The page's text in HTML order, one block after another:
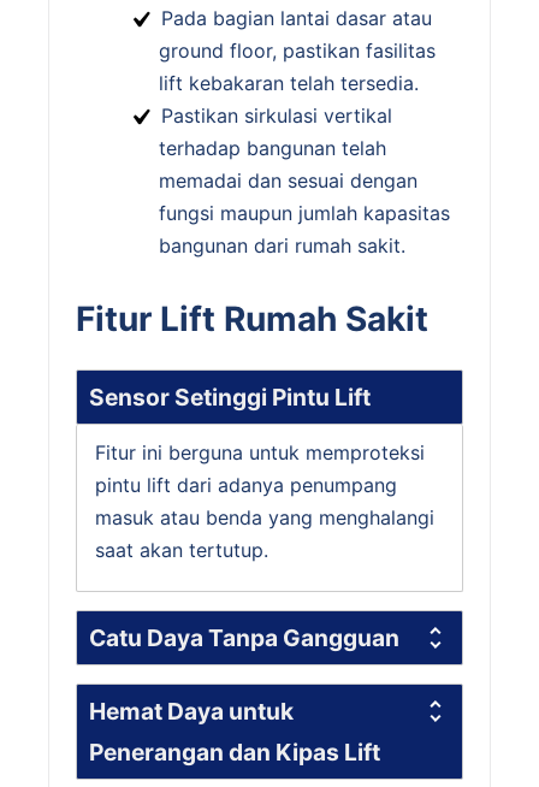
Pada bagian lantai dasar atau
ground floor, pastikan fasilitas
lift kebakaran telah tersedia.
Pastikan sirkulasi vertikal
terhadap bangunan telah
memadai dan sesuai dengan
fungsi maupun jumlah kapasitas
bangunan dari rumah sakit.
Fitur Lift Rumah Sakit
Sensor Setinggi Pintu Lift
Fitur ini berguna untuk memproteksi
pintu lift dari adanya penumpang
masuk atau benda yang menghalangi
saat akan tertutup.
Catu Daya Tanpa Gangguan
Hemat Daya untuk
Penerangan dan Kipas Lift